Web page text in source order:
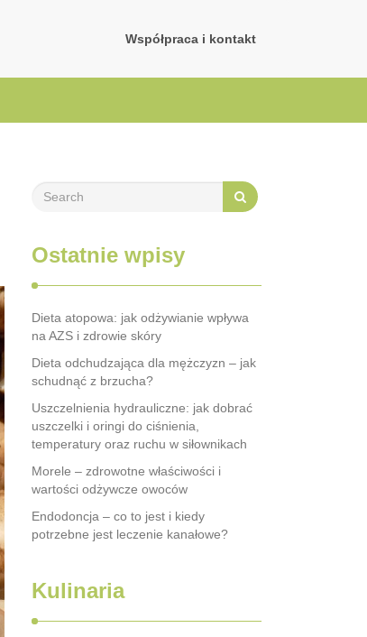
Współpraca i kontakt
Ostatnie wpisy
Dieta atopowa: jak odżywianie wpływa
na AZS i zdrowie skóry
Dieta odchudzająca dla mężczyzn – jak
schudnąć z brzucha?
Uszczelnienia hydrauliczne: jak dobrać
uszczelki i oringi do ciśnienia,
temperatury oraz ruchu w siłownikach
Morele – zdrowotne właściwości i
wartości odżywcze owoców
Endodoncja – co to jest i kiedy
potrzebne jest leczenie kanałowe?
Kulinaria